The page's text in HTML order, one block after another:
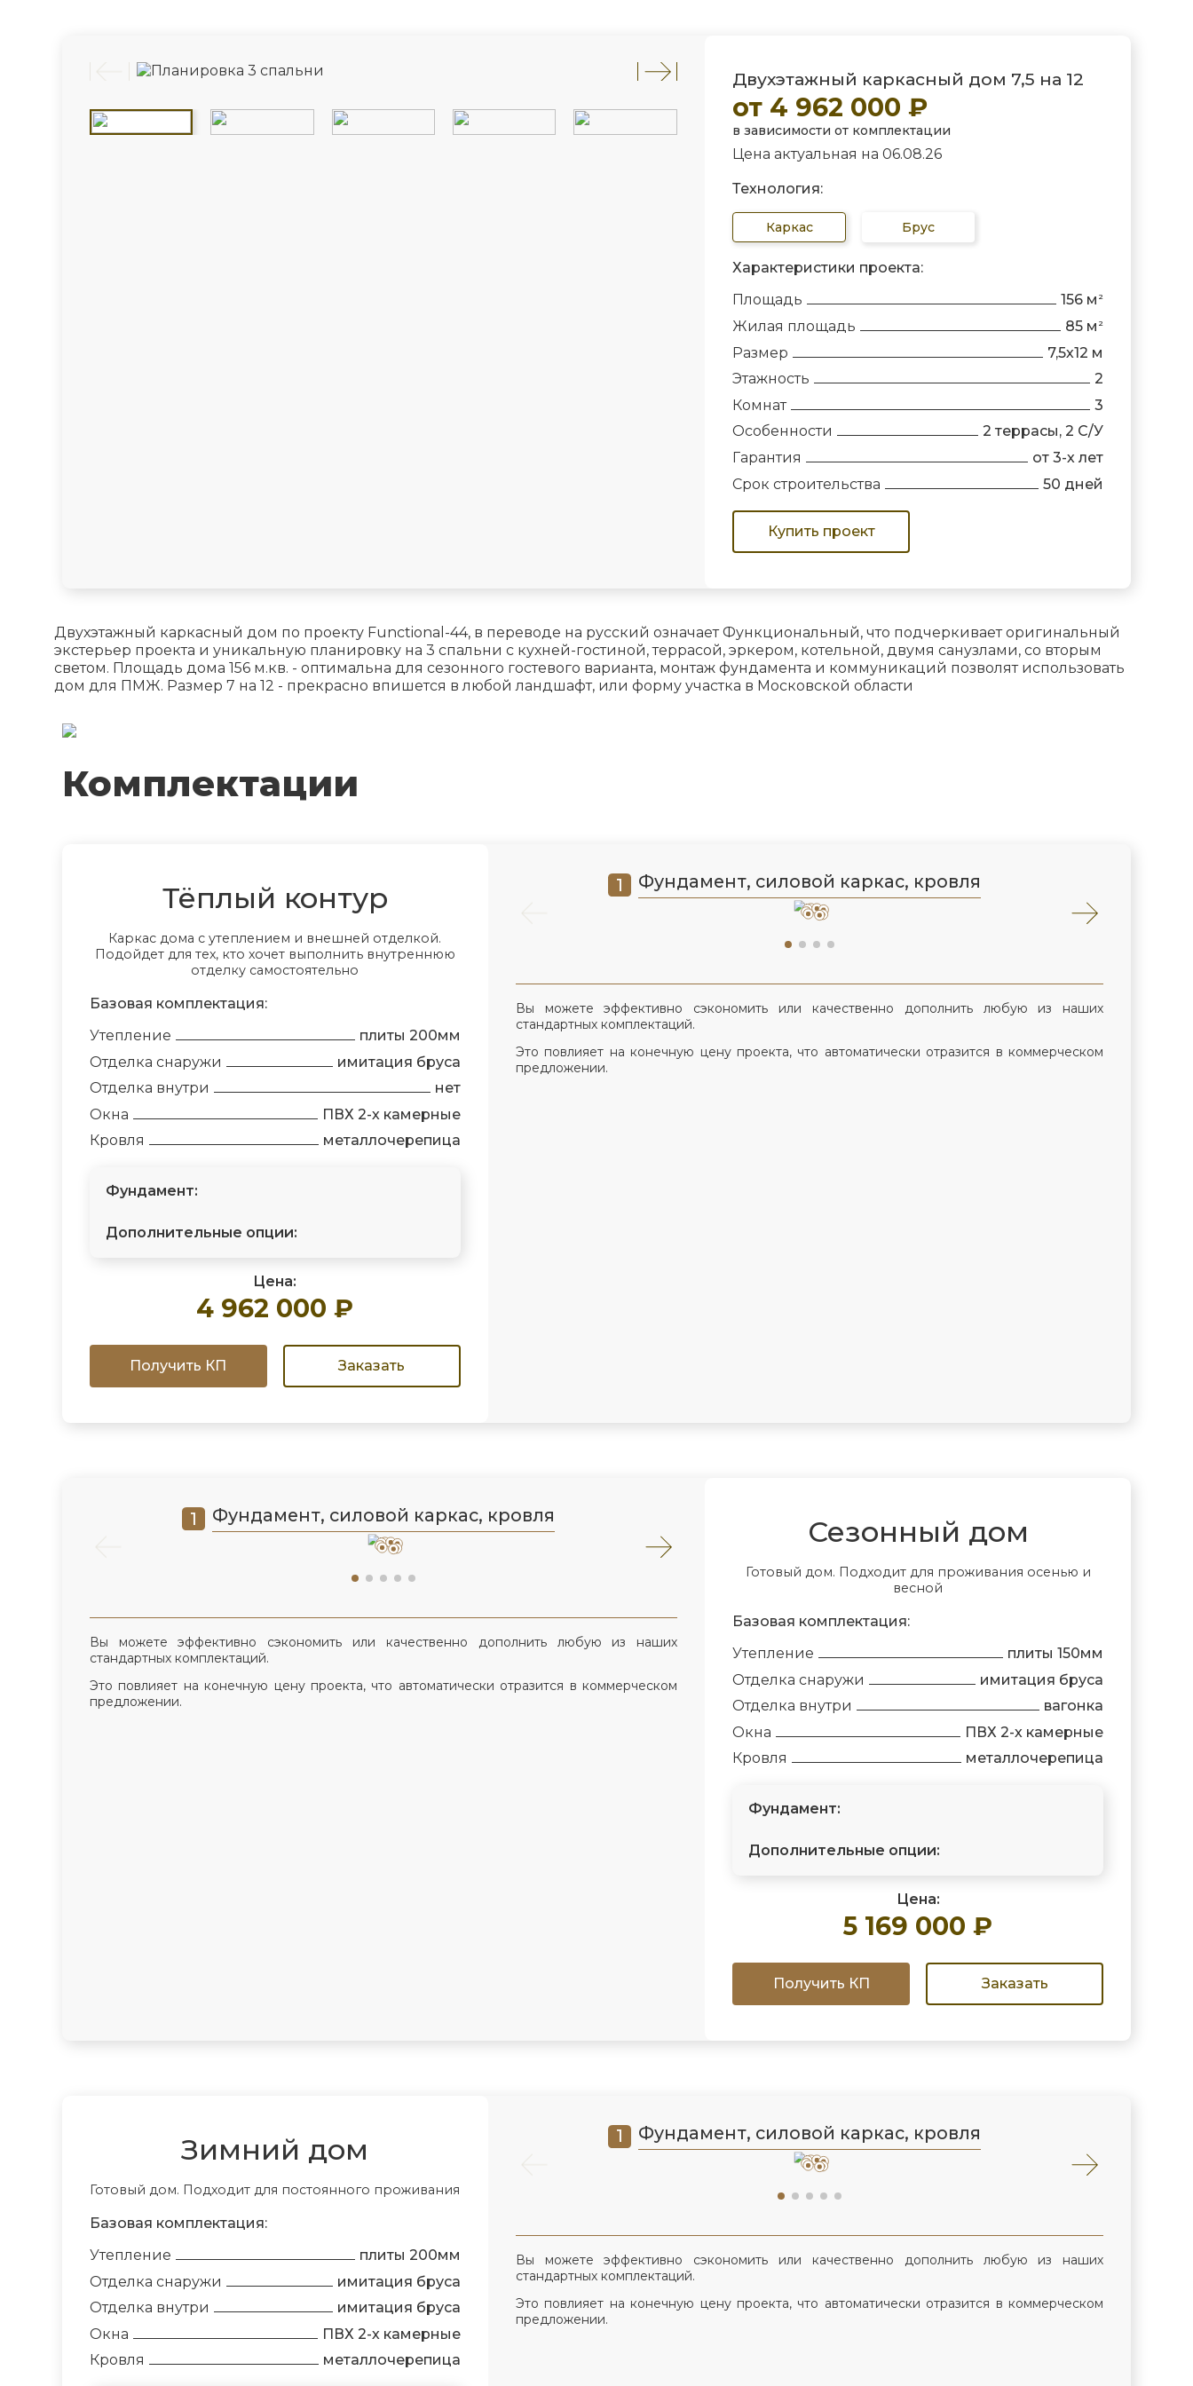
Двухэтажный каркасный дом 7,5 на 12
от 4 962 000 ₽
в зависимости от комплектации
Цена актуальная на 06.08.26
Технология:
Каркас Брус
Характеристики проекта:
Площадь
156 м 2
Жилая площадь 85 м 2
Размер
7,5х12 м
Этажность
2
Комнат
3
Особенности
2 террасы, 2 С/У
Гарантия
от 3-х лет
Срок строительства
50 дней
Купить проект
Двухэтажный каркасный дом по проекту Functional-44, в переводе на русский означает Функциональный, что подчеркивает оригинальный
экстерьер проекта и уникальную планировку на 3 спальни с кухней-гостиной, террасой, эркером, котельной, двумя санузлами, со вторым
светом. Площадь дома 156 м.кв. - оптимальна для сезонного гостевого варианта, монтаж фундамента и коммуникаций позволят использовать
дом для ПМЖ. Размер 7 на 12 - прекрасно впишется в любой ландшафт, или форму участка в Московской области
Комплектации
Фундамент, силовой каркас, кровля
Вы можете эффективно сэкономить или качественно дополнить любую из наших
стандартных комплектаций.
Это повлияет на конечную цену проекта, что автоматически отразится в коммерческом
предложении.
Тёплый контур
Каркас дома с утеплением и внешней отделкой.
Подойдет для тех, кто хочет выполнить внутреннюю
отделку самостоятельно
Базовая комплектация:
Утепление
плиты 200мм
Отделка снаружи
имитация бруса
Отделка внутри
нет
Окна
ПВХ 2-х камерные
Кровля
металлочерепица
Фундамент:
Дополнительные опции:
Цена:
4 962 000 ₽
Получить КП Заказать
Фундамент, силовой каркас, кровля
Вы можете эффективно сэкономить или качественно дополнить любую из наших
стандартных комплектаций.
Это повлияет на конечную цену проекта, что автоматически отразится в коммерческом
предложении.
Сезонный дом
Готовый дом. Подходит для проживания осенью и
весной
Базовая комплектация:
Утепление
плиты 150мм
Отделка снаружи
имитация бруса
Отделка внутри
вагонка
Окна
ПВХ 2-х камерные
Кровля
металлочерепица
Фундамент:
Дополнительные опции:
Цена:
5 169 000 ₽
Получить КП Заказать
Фундамент, силовой каркас, кровля
Вы можете эффективно сэкономить или качественно дополнить любую из наших
стандартных комплектаций.
Это повлияет на конечную цену проекта, что автоматически отразится в коммерческом
предложении.
Зимний дом
Готовый дом. Подходит для постоянного проживания
Базовая комплектация:
Утепление
плиты 200мм
Отделка снаружи
имитация бруса
Отделка внутри
имитация бруса
Окна
ПВХ 2-х камерные
Кровля
металлочерепица